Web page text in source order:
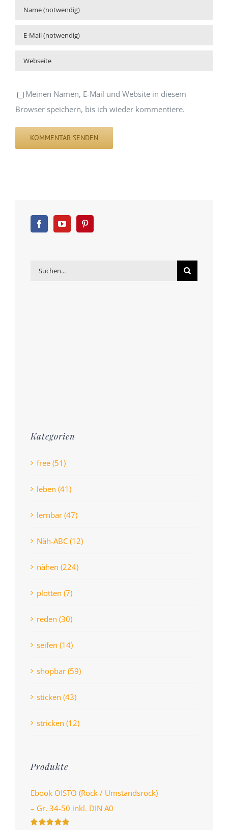
Meinen Namen, E-Mail und Website in diesem
Browser speichern, bis ich wieder kommentiere.
Suche
Kategorien
free (51)
leben (41)
lernbar (47)
Näh-ABC (12)
nähen (224)
plotten (7)
reden (30)
seifen (14)
shopbar (59)
sticken (43)
stricken (12)
Produkte
Ebook OISTO (Rock / Umstandsrock)
– Gr. 34-50 inkl. DIN A0